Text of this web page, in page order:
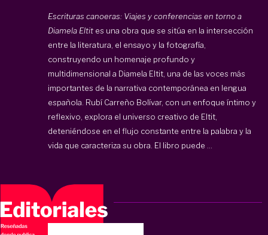
Escrituras canoeras: Viajes y conferencias en torno a
Diamela Eltit es una obra que se sitúa en la intersección
entre la literatura, el ensayo y la fotografía,
construyendo un homenaje profundo y
multidimensional a Diamela Eltit, una de las voces más
importantes de la narrativa contemporánea en lengua
española. Rubí Carreño Bolívar, con un enfoque íntimo y
reflexivo, explora el universo creativo de Eltit,
deteniéndose en el flujo constante entre la palabra y la
vida que caracteriza su obra. El libro puede ...